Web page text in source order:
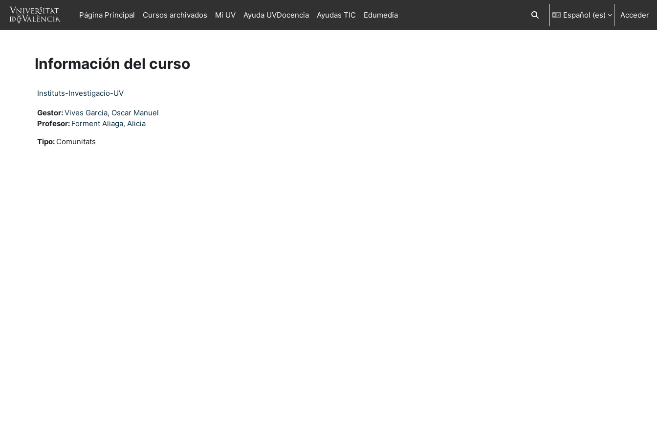
Salta al contenido principal
Página Principal
Cursos archivados Mi UV Ayuda UVDocencia Ayudas TIC Edumedia Selector de búsqueda de entrada
Español ‎(es)‎ Acceder
Información del curso
Instituts-Investigacio-UV
Gestor:Vives Garcia, Oscar Manuel
Profesor: Forment Aliaga, Alicia
Tipo: Comunitats